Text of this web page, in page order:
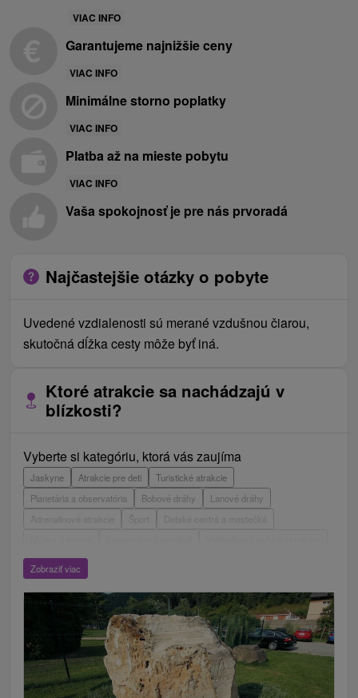
VIAC INFO
Garantujeme najnižšie ceny
VIAC INFO
Minimálne storno poplatky
VIAC INFO
Platba až na mieste pobytu
VIAC INFO
Vaša spokojnosť je pre nás prvoradá
Najčastejšie otázky o pobyte
Uvedené vzdialenosti sú merané vzdušnou čiarou,
skutočná dĺžka cesty môže byť iná.
Ktoré atrakcie sa nachádzajú v
blízkosti?
Vyberte si kategóriu, ktorá vás zaujíma
Jaskyne Atrakcie pre deti
Turistické atrakcie
Planetária a observatória
Bobové dráhy
Lanové dráhy
Adrenalinové atrakcie
Detské centrá a mestečká
ZOO a zvieracie farmy
Hrady, zámky, zrúcaniny
Mestské a zámocké parky
Vyhliadkové lety a plavby
Štíty
Jazerá, plesá, vodné nádrže
Technické pamiatky
Pamätníky
Vodopády
Drevené kostolíky Pramene Divadlá
Jazda na koni
Túry a turistické chodníky
Kaštiele Horské chaty
Sakrálne miesta
Plte, rafting, splavy
Architektonické stavby
Lyžiarske strediská
Zobraziť viac